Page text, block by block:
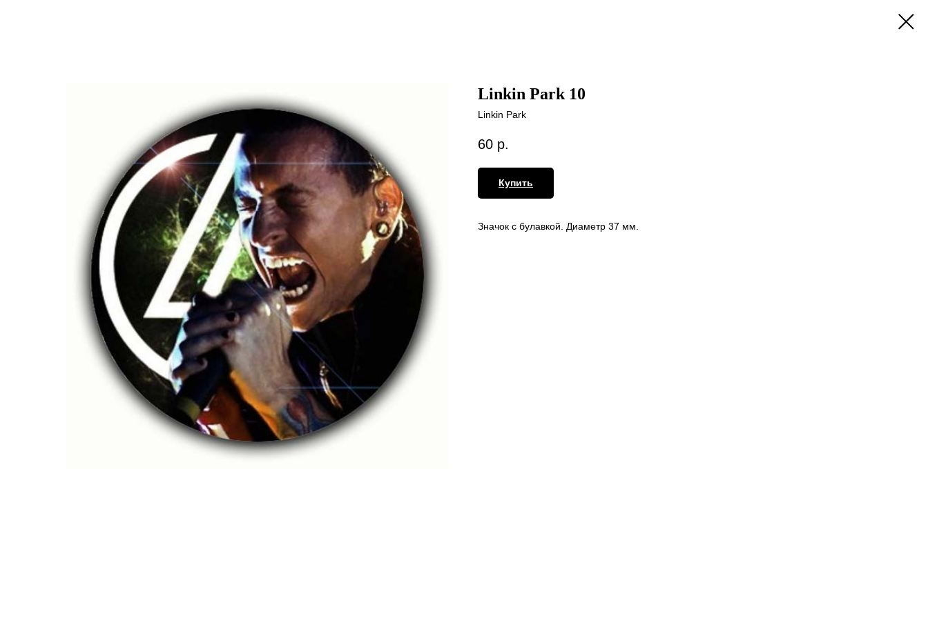
Linkin Park 10
Linkin Park
60 р.
Купить
Значок с булавкой. Диаметр 37 мм.